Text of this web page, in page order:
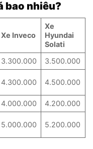
bao nhiêu?
Xe Inveco
Xe
Hyundai
Solati
3.300.000
3.500.000
4.300.000 4.500.000
4.000.000
4.200.000
5.000.000 5.200.000